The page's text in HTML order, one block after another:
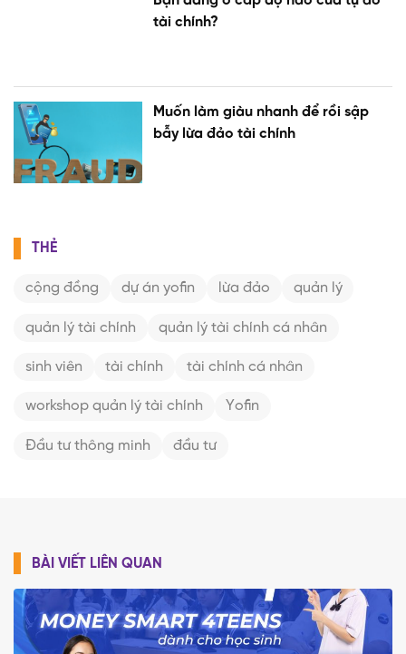
tài chính?
Muốn làm giàu nhanh để rồi sập
bẫy lừa đảo tài chính
THẺ
cộng đồng dự án yofin lừa đảo quản lý
quản lý tài chính quản lý tài chính cá nhân
sinh viên tài chính tài chính cá nhân
workshop quản lý tài chính Yofin
Đầu tư thông minh đầu tư
BÀI VIẾT LIÊN QUAN